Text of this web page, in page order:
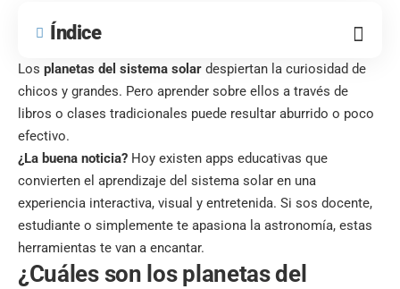
Índice
Los planetas del sistema solar despiertan la curiosidad de
chicos y grandes. Pero aprender sobre ellos a través de
libros o clases tradicionales puede resultar aburrido o poco
efectivo.
¿La buena noticia? Hoy existen apps educativas que
convierten el aprendizaje del sistema solar en una
experiencia interactiva, visual y entretenida. Si sos docente,
estudiante o simplemente te apasiona la astronomía, estas
herramientas te van a encantar.
¿Cuáles son los planetas del